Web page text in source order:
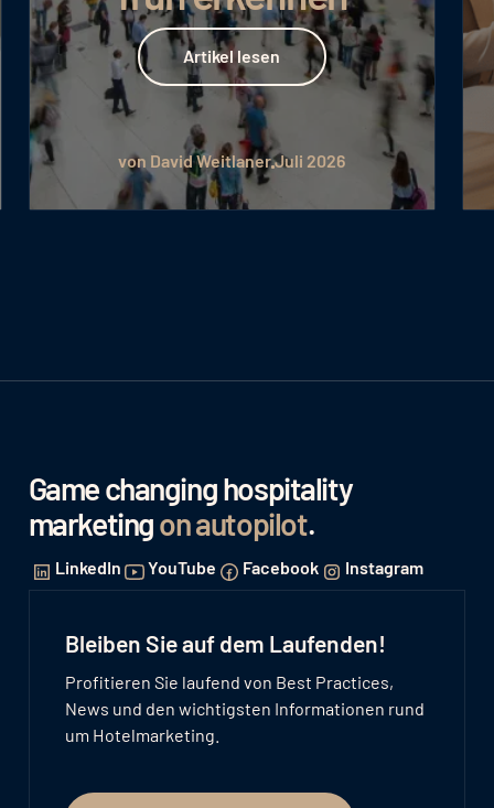
Artikel lesen
Artikel lesen
von Julia HartigJuli 2026
Game changing hospitality
marketingon autopilot.
LinkedIn YouTube Facebook Instagram
Bleiben Sie auf dem Laufenden!
Profitieren Sie laufend von Best Practices,
News und den wichtigsten Informationen rund
um Hotelmarketing.